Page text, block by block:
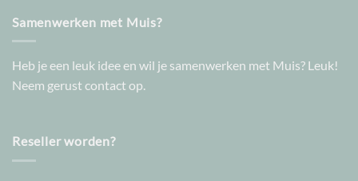
Samenwerken met Muis?
Heb je een leuk idee en wil je samenwerken met Muis? Leuk!
Neem gerust contact op.
Reseller worden?